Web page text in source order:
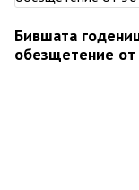
Бившата
обезщетение